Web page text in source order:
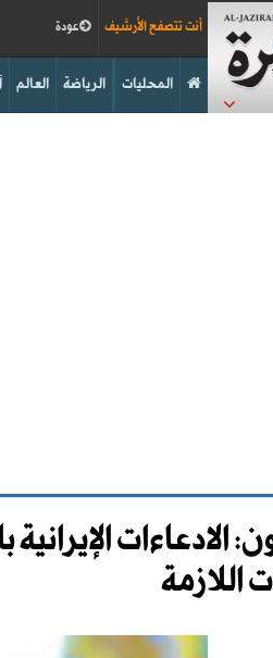
عودة أنت تتصفح الأرشيف
العالم الرياضة المحليات
الادعاءات
اللازمة